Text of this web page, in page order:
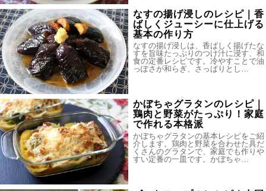
なすの揚げ浸しのレシピ｜香
ばしくジューシーに仕上げる
基本の作り方
なすの揚げ浸しは、香ばしく揚げたな
すを旨味たっぷりのつけ汁に浸す、和
食の定番レシピです。冷やすことで油
っぽさが和らぎ、さっぱりとし…
かぼちゃグラタンのレシピ｜
鶏肉と野菜がたっぷり！家庭
で作れる本格派
かぼちゃグラタンの基本レシピをご紹
介します。鶏肉と野菜を合わせた具だ
くさんのグラタンで、家庭でも作りや
すい定番の一皿です。かぼちゃ…